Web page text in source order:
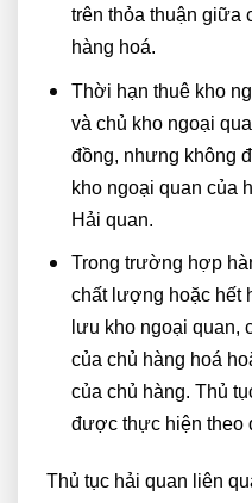
trên thỏa thuận giữa
hàng hoá.
Thời hạn thuê kho
và chủ kho ngoại
đồng, nhưng không
kho ngoại quan của
Hải quan.
Trong trường hợp
chất lượng hoặc hết
lưu kho ngoại quan,
của chủ hàng hoá
của chủ hàng. Thủ
được thực hiện theo
Thủ tục hải quan liên